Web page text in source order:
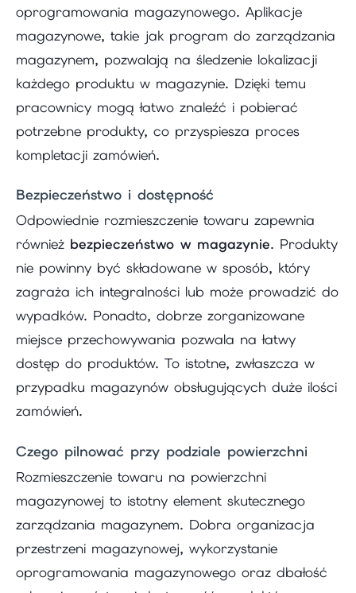
oprogramowania magazynowego. Aplikacje
magazynowe, takie jak program do zarządzania
magazynem, pozwalają na śledzenie lokalizacji
każdego produktu w magazynie. Dzięki temu
pracownicy mogą łatwo znaleźć i pobierać
potrzebne produkty, co przyspiesza proces
kompletacji zamówień.
Bezpieczeństwo i dostępność
Odpowiednie rozmieszczenie towaru zapewnia
również bezpieczeństwo w magazynie. Produkty
nie powinny być składowane w sposób, który
zagraża ich integralności lub może prowadzić do
wypadków. Ponadto, dobrze zorganizowane
miejsce przechowywania pozwala na łatwy
dostęp do produktów. To istotne, zwłaszcza w
przypadku magazynów obsługujących duże ilości
zamówień.
Czego pilnować przy podziale powierzchni
Rozmieszczenie towaru na powierzchni
magazynowej to istotny element skutecznego
zarządzania magazynem. Dobra organizacja
przestrzeni magazynowej, wykorzystanie
oprogramowania magazynowego oraz dbałość